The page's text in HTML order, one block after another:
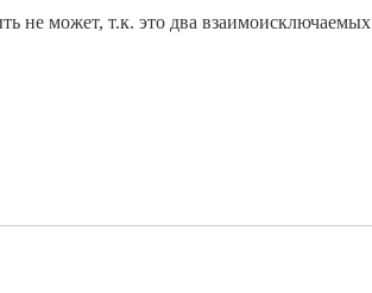
не может, т.к. это два взаимоисключаемых